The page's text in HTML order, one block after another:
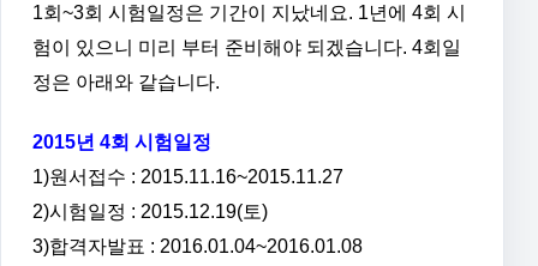
1회~3회 시험일정은 기간이 지났네요. 1년에 4회 시
험이 있으니 미리 부터 준비해야 되겠습니다. 4회일
정은 아래와 같습니다.
2015년 4회 시험일정
1)원서접수 : 2015.11.16~2015.11.27
2)시험일정 : 2015.12.19(토)
3)합격자발표 : 2016.01.04~2016.01.08